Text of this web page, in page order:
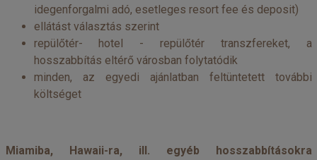
idegenforgalmi adó, esetleges resort fee és deposit)
ellátást választás szerint
repülőtér- hotel - repülőtér transzfereket, a
hosszabbítás eltérő városban folytatódik
minden, az egyedi ajánlatban feltüntetett további
költséget
Miamiba, Hawaii-ra, ill. egyéb hosszabbításokra